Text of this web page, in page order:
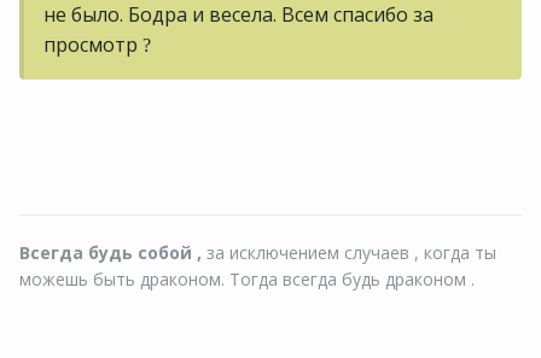
не было. Бодра и весела. Всем спасибо за
просмотр ?
Всегда будь собой , за исключением случаев , когда ты
можешь быть драконом. Тогда всегда будь драконом .